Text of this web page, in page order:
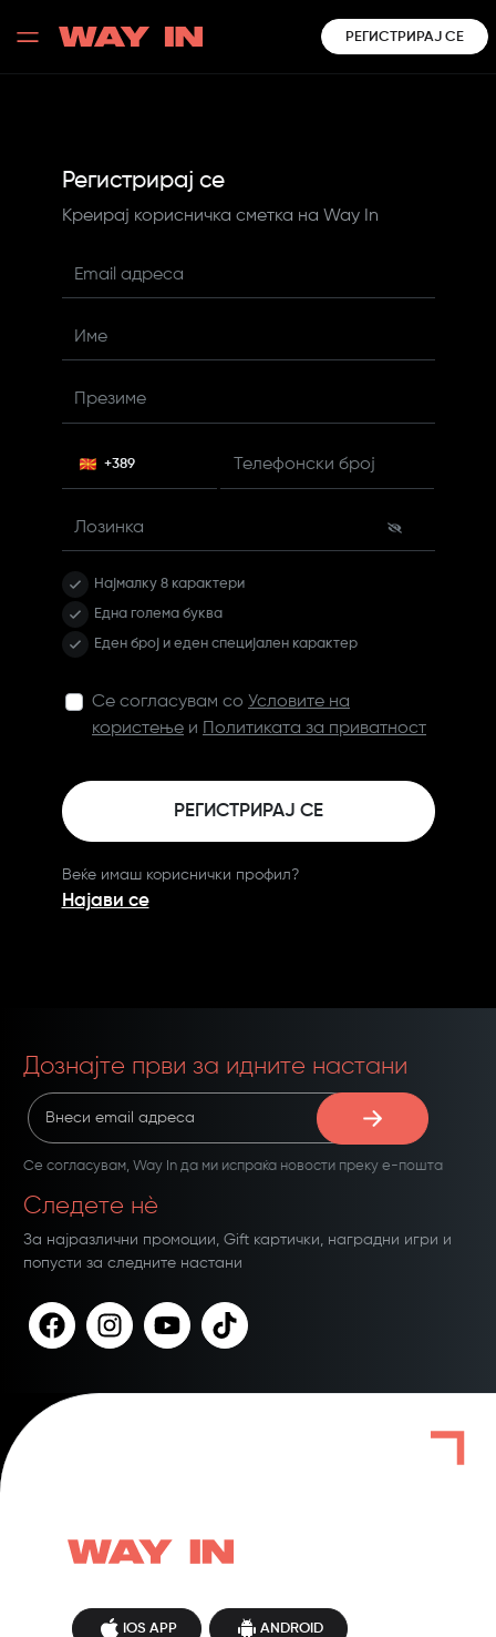
РЕГИСТРИРАЈ СЕ
Регистрирај се
Креирај корисничка сметка на Way In
Еmail адреса
Име
Презиме
+389 Телефонски број
Лозинка
Најмалку 8 карактери
Една голема буква
Еден број и еден специјален карактер
Се согласувам со Условите на
користење и Политиката за приватност
РЕГИСТРИРАЈ СЕ
Веќе имаш кориснички профил?
Најави се
Дознајте први за идните настани
Се согласувам, Way In да ми испраќа новости преку е-пошта
Следете нѐ
За најразлични промоции, Gift картички, наградни игри и
попусти за следните настани
IOS APP ANDROID